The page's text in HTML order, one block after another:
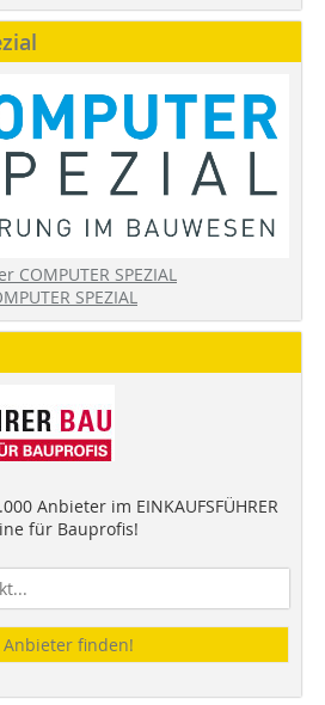
SPEZIAL
SPEZIAL
Anbieter im EINKAUFSFÜHRER
für Bauprofis!
Anbieter finden!